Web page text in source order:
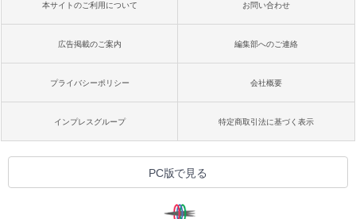
本サイトのご利用について お問い合わせ
広告掲載のご案内 編集部へのご連絡
プライバシーポリシー 会社概要
インプレスグループ 特定商取引法に基づく表示
PC版で見る